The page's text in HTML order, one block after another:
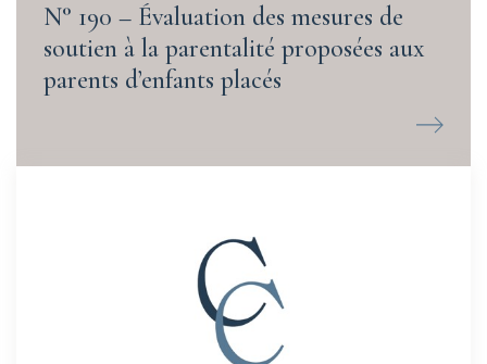
N° 190 – Évaluation des mesures de
soutien à la parentalité proposées aux
parents d’enfants placés